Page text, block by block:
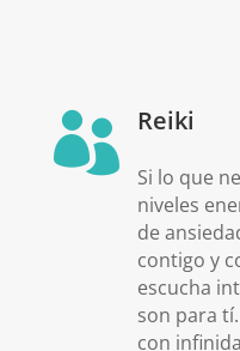
 Reiki
Si lo que
niveles
de
contigo y
escucha
son para
con